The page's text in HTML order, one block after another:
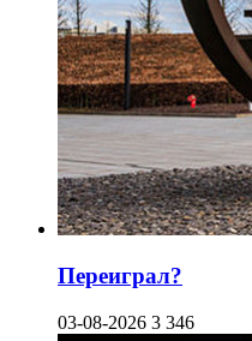
Переиграл?
03-08-2026 3 346